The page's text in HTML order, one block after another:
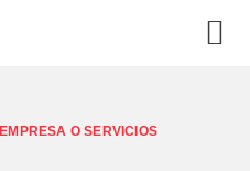
EMPRESA O SERVICIOS